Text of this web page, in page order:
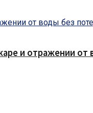
и отражении